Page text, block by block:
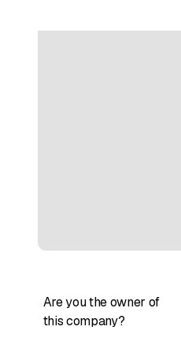
Are you the owner of
this company?